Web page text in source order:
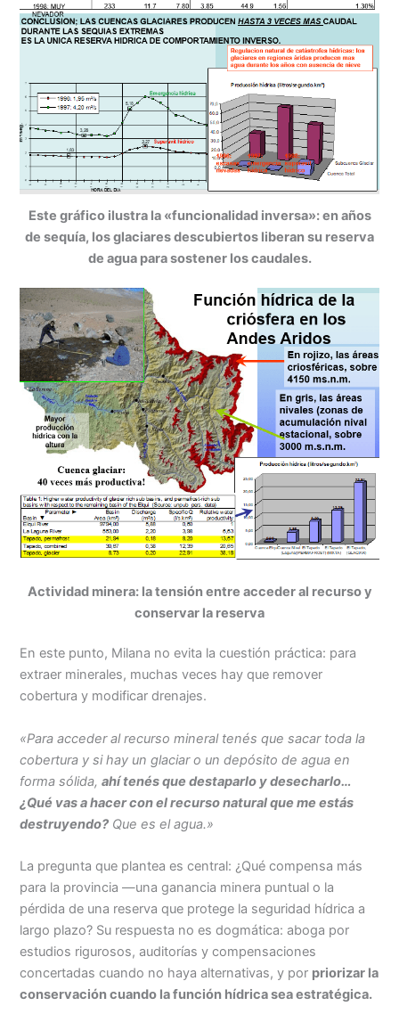
Este gráfico ilustra la «funcionalidad inversa»: en años
de sequía, los glaciares descubiertos liberan su reserva
de agua para sostener los caudales.
Actividad minera: la tensión entre acceder al recurso y
conservar la reserva
En este punto, Milana no evita la cuestión práctica: para
extraer minerales, muchas veces hay que remover
cobertura y modificar drenajes.
«Para acceder al recurso mineral tenés que sacar toda la
cobertura y si hay un glaciar o un depósito de agua en
forma sólida,ahí tenés que destaparlo y desecharlo…
¿Qué vas a hacer con el recurso natural que me estás
destruyendo? Que es el agua.»
La pregunta que plantea es central: ¿Qué compensa más
para la provincia —una ganancia minera puntual o la
pérdida de una reserva que protege la seguridad hídrica a
largo plazo? Su respuesta no es dogmática: aboga por
estudios rigurosos, auditorías y compensaciones
concertadas cuando no haya alternativas, y por priorizar la
conservación cuando la función hídrica sea estratégica.